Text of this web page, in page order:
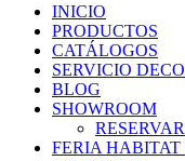
INICIO
PRODUCTOS
CATÁLOGOS
SERVICIO DECO
BLOG
SHOWROOM
FERIA HABITAT